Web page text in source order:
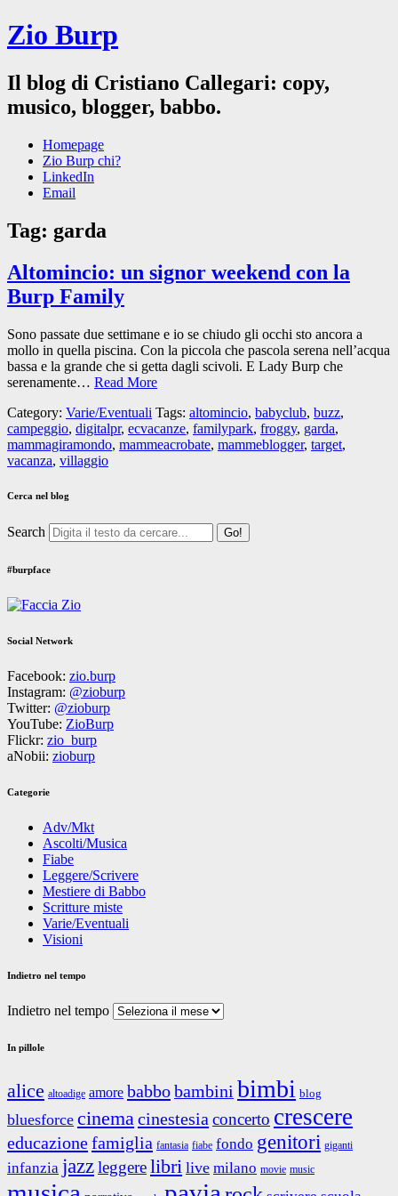
Zio Burp
Il blog di Cristiano Callegari: copy,
musico, blogger, babbo.
Homepage
Zio Burp chi?
LinkedIn
Email
Tag: garda
Altomincio: un signor weekend con la
Burp Family
Sono passate due settimane e io se chiudo gli occhi sto ancora a
mollo in quella piscina. Con la piccola che pascola serena nell’acqua
bassa e la grande che si getta dagli scivoli. E Lady Burp che
serenamente… Read More
Category: Varie/Eventuali Tags: altomincio, babyclub, buzz,
campeggio, digitalpr, ecvacanze, familypark, froggy, garda,
mammagiramondo, mammeacrobate, mammeblogger, target,
vacanza, villaggio
Cerca nel blog
Search
#burpface
Social Network
Facebook: zio.burp
Instagram: @zioburp
Twitter: @zioburp
YouTube: ZioBurp
Flickr: zio_burp
aNobii: zioburp
Categorie
Adv/Mkt
Ascolti/Musica
Fiabe
Leggere/Scrivere
Mestiere di Babbo
Scritture miste
Varie/Eventuali
Visioni
Indietro nel tempo
Indietro nel tempo
In pillole
alice altoadige amore babbobambini bimbi blog
bluesforce cinemacinestesia concerto crescere
educazionefamiglia fantasia fiabe fondo genitori giganti
infanzia jazzleggerelibri live milano movie music